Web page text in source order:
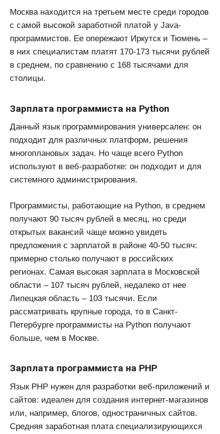
Москва находится на третьем месте среди городов
с самой высокой заработной платой у Java-
программистов. Ее опережают Иркутск и Тюмень –
в них специалистам платят 170-173 тысячи рублей
в среднем, по сравнению с 168 тысячами для
столицы.
Зарплата программиста на Python
Данный язык программирования универсален: он
подходит для различных платформ, решения
многоплановых задач. Но чаще всего Python
используют в веб-разработке: он подходит и для
системного администрирования.
Программисты, работающие на Python, в среднем
получают 90 тысяч рублей в месяц, но среди
открытых вакансий чаще можно увидеть
предложения с зарплатой в районе 40-50 тысяч:
примерно столько получают в российских
регионах. Самая высокая зарплата в Московской
области – 107 тысяч рублей, недалеко от нее
Липецкая область – 103 тысячи. Если
рассматривать крупные города, то в Санкт-
Петербурге программисты на Python получают
больше, чем в Москве.
Зарплата программиста на PHP
Язык PHP нужен для разработки веб-приложений и
сайтов: идеален для создания интернет-магазинов
или, например, блогов, одностраничных сайтов.
Средняя заработная плата специализирующихся